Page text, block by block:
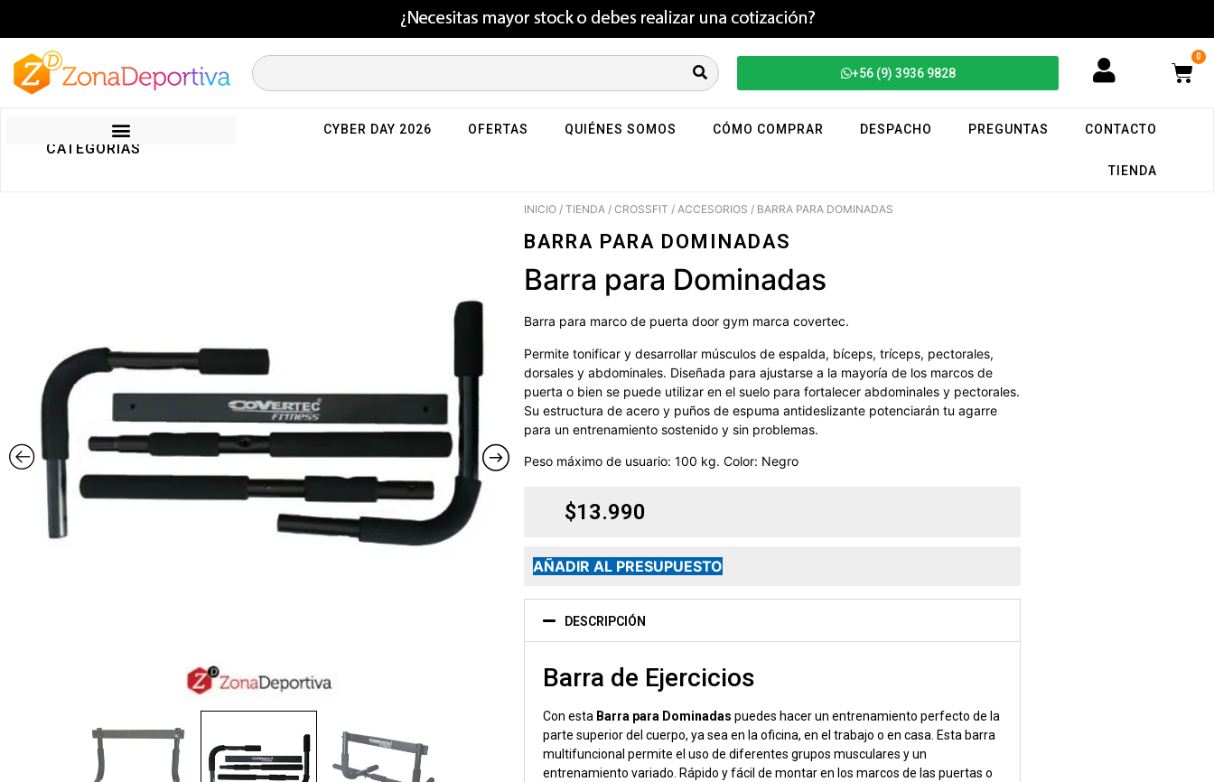
+56 (9) 3936 9828
0
CATEGORIAS
CYBER DAY 2026 OFERTAS QUIÉNES SOMOS CÓMO COMPRAR DESPACHO PREGUNTAS CONTACTO
TIENDA
INICIO / TIENDA / CROSSFIT / ACCESORIOS / BARRA PARA DOMINADAS
BARRA PARA DOMINADAS
Barra para Dominadas
Barra para marco de puerta door gym marca covertec.
Permite tonificar y desarrollar músculos de espalda, bíceps, tríceps, pectorales,
dorsales y abdominales. Diseñada para ajustarse a la mayoría de los marcos de
puerta o bien se puede utilizar en el suelo para fortalecer abdominales y pectorales.
Su estructura de acero y puños de espuma antideslizante potenciarán tu agarre
para un entrenamiento sostenido y sin problemas.
Peso máximo de usuario: 100 kg. Color: Negro
$13.990
AÑADIR AL PRESUPUESTO
DESCRIPCIÓN
Barra de Ejercicios
Con esta Barra para Dominadas puedes hacer un entrenamiento perfecto de la
parte superior del cuerpo, ya sea en la oficina, en el trabajo o en casa. Esta barra
multifuncional permite el uso de diferentes grupos musculares y un
entrenamiento variado. Rápido y fácil de montar en los marcos de las puertas o